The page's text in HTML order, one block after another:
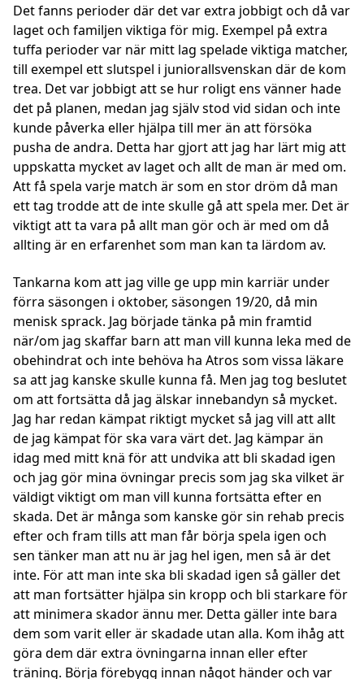
Det fanns perioder där det var extra jobbigt och då var
laget och familjen viktiga för mig. Exempel på extra
tuffa perioder var när mitt lag spelade viktiga matcher,
till exempel ett slutspel i juniorallsvenskan där de kom
trea. Det var jobbigt att se hur roligt ens vänner hade
det på planen, medan jag själv stod vid sidan och inte
kunde påverka eller hjälpa till mer än att försöka
pusha de andra. Detta har gjort att jag har lärt mig att
uppskatta mycket av laget och allt de man är med om.
Att få spela varje match är som en stor dröm då man
ett tag trodde att de inte skulle gå att spela mer. Det är
viktigt att ta vara på allt man gör och är med om då
allting är en erfarenhet som man kan ta lärdom av.
Tankarna kom att jag ville ge upp min karriär under
förra säsongen i oktober, säsongen 19/20, då min
menisk sprack. Jag började tänka på min framtid
när/om jag skaffar barn att man vill kunna leka med de
obehindrat och inte behöva ha Atros som vissa läkare
sa att jag kanske skulle kunna få. Men jag tog beslutet
om att fortsätta då jag älskar innebandyn så mycket.
Jag har redan kämpat riktigt mycket så jag vill att allt
de jag kämpat för ska vara värt det. Jag kämpar än
idag med mitt knä för att undvika att bli skadad igen
och jag gör mina övningar precis som jag ska vilket är
väldigt viktigt om man vill kunna fortsätta efter en
skada. Det är många som kanske gör sin rehab precis
efter och fram tills att man får börja spela igen och
sen tänker man att nu är jag hel igen, men så är det
inte. För att man inte ska bli skadad igen så gäller det
att man fortsätter hjälpa sin kropp och bli starkare för
att minimera skador ännu mer. Detta gäller inte bara
dem som varit eller är skadade utan alla. Kom ihåg att
göra dem där extra övningarna innan eller efter
träning. Börja förebygg innan något händer och var